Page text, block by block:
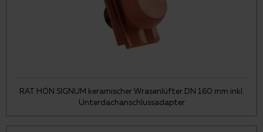
RAT HÖN SIGNUM keramischer Wrasenlüfter DN 160 mm inkl.
Unterdachanschlussadapter